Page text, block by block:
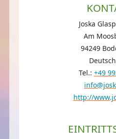
Joska
Am
94249
Tel.: +49
http://